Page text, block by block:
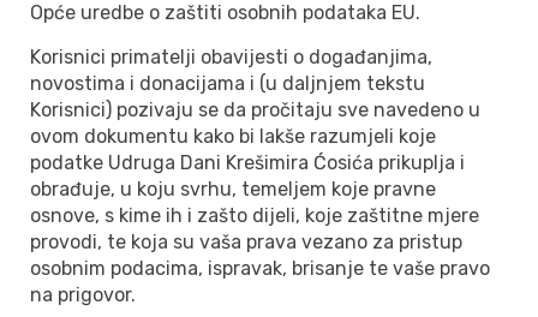
Opće uredbe o zaštiti osobnih podataka EU.
Korisnici primatelji obavijesti o događanjima,
novostima i donacijama i (u daljnjem tekstu
Korisnici) pozivaju se da pročitaju sve navedeno u
ovom dokumentu kako bi lakše razumjeli koje
podatke Udruga Dani Krešimira Ćosića prikuplja i
obrađuje, u koju svrhu, temeljem koje pravne
osnove, s kime ih i zašto dijeli, koje zaštitne mjere
provodi, te koja su vaša prava vezano za pristup
osobnim podacima, ispravak, brisanje te vaše pravo
na prigovor.